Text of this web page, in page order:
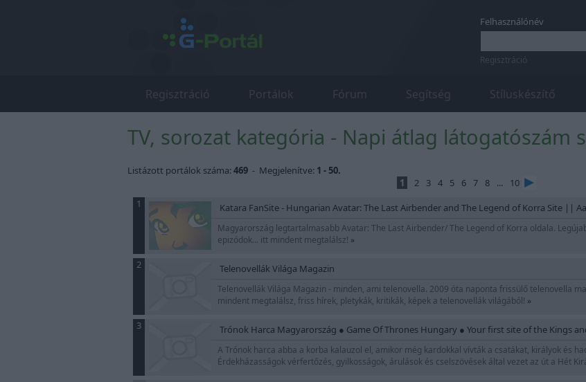
Felhasználónév
Regisztráció
Regisztráció Portálok Fórum Segítség Stíluskészítő
TV, sorozat kategória - Napi átlag látogatószám
Listázott portálok száma:469- Megjelenítve: 1 - 50.
1
2 3 4 5 6 7 8 ...
10
1
Katara FanSite - Hungarian Avatar: The Last Airbender and The Legend of Korra Site ||
Magyarország legtartalmasabb Avatar: The Last Airbender/ The Legend of Korra oldala.
epizódok... itt mindent megtalálsz! »
2 Telenovellák Világa Magazin
Telenovellák Világa Magazin - minden, ami telenovella. 2009 óta naponta frissülő telenovella
mindent megtalálsz, friss hírek, pletykák, kritikák, képek a telenovellák világából! »
3 Trónok Harca Magyarország ● Game Of Thrones Hungary ● Your first site of the Kings
A Trónok harca abba a korba kalauzol el, amikor még kardokkal vívták a csatákat, királyok és
Érdekházasságok vérfertőzés, gyilkosságok, árulások és cselszövések által vezet az út a Hét